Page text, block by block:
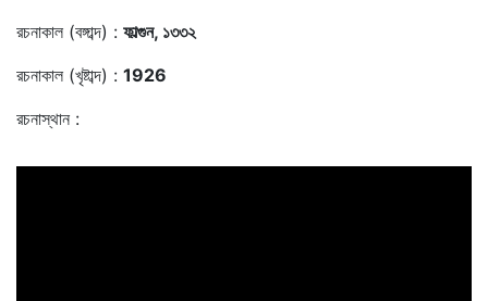
রচনাকাল (বঙ্গাব্দ) : ফাল্গুন, ১৩৩২
রচনাকাল (খৃষ্টাব্দ) : 1926
রচনাস্থান :